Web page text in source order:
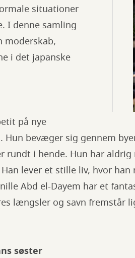
situationer
I denne samling
moderskab,
i det japanske
på nye
bevæger sig gennem
rundt i hende. Hun har
lever et stille liv, hvor
Abd el-Dayem har et
længsler og savn fremstår
søster